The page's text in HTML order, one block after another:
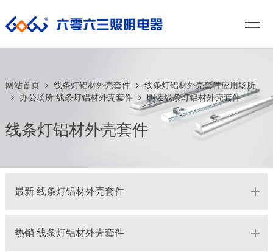
网站首页 线条灯铝材外壳套件
线条灯铝材外壳套件应用场所
办公场所 线条灯铝材外壳套件
明装线条灯铝材外壳套件
线条灯铝材外壳套件
最新 线条灯铝材外壳套件
热销 线条灯铝材外壳套件